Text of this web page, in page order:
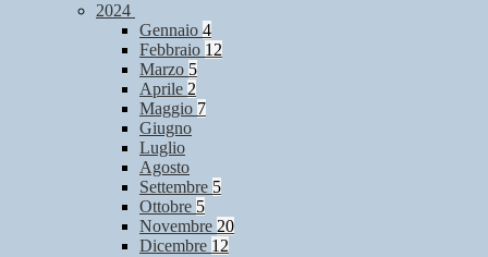
2024
Gennaio 4
Febbraio 12
Marzo 5
Aprile 2
Maggio 7
Giugno
Luglio
Agosto
Settembre 5
Ottobre 5
Novembre 20
Dicembre 12